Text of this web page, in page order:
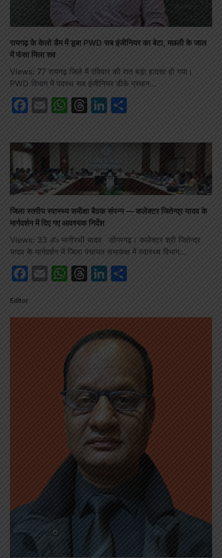
रायगढ़ के केलो डैम में डूबा PWD सब इंजीनियर का बेटा, मछली के जाल
में फंसा मिला शव
Views: 77 रायगढ़ जिले में रविवार की रात बड़ा हादसा हो गया।
PWD विभाग में पदस्थ सब इंजीनियर डीके प्रधान…
Facebook
EmailWhatsApp
Threads
LinkedIn
जिला स्तरीय स्वास्थ्य समीक्षा बैठक संपन्न — कलेक्टर जितेन्द्र यादव के
मार्गदर्शन में दिए गए आवश्यक निर्देश
Views: 33 ✍️ भागीरथी यादव डोंगरगढ़। कलेक्टर श्री जितेन्द्र
यादव के मार्गदर्शन में जिला पंचायत सभाकक्ष में स्वास्थ्य विभाग…
Facebook
EmailWhatsApp
Threads
LinkedIn
Editor